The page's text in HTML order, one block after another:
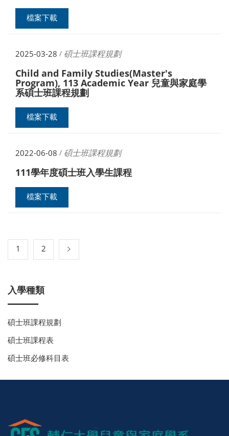
檔案下載
2025-03-28 / 碩士班課程規劃
Child and Family Studies(Master's
Program), 113 Academic Year 兒童與家庭學
系碩士班課程規劃
檔案下載
2022-06-08 / 碩士班課程規劃
111學年度碩士班入學生課程
檔案下載
1 2
入學種類
碩士班課程規劃
碩士班課程表
碩士班必修科目表